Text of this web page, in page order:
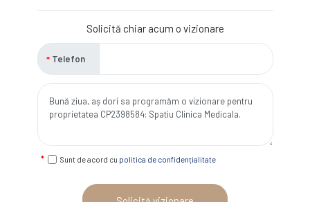
Solicită chiar acum o vizionare
Telefon
Sunt de acord cu politica de confidențialitate